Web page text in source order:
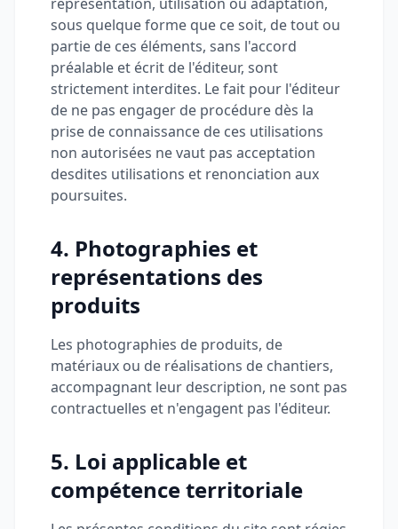
sous quelque forme que ce soit, de tout ou
partie de ces éléments, sans l'accord
préalable et écrit de l'éditeur, sont
strictement interdites. Le fait pour l'éditeur
de ne pas engager de procédure dès la
prise de connaissance de ces utilisations
non autorisées ne vaut pas acceptation
desdites utilisations et renonciation aux
poursuites.
4. Photographies et
représentations des
produits
Les photographies de produits, de
matériaux ou de réalisations de chantiers,
accompagnant leur description, ne sont pas
contractuelles et n'engagent pas l'éditeur.
5. Loi applicable et
compétence territoriale